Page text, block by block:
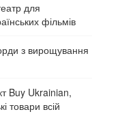
для
фільмів
з вирощування
Buy Ukrainian,
товари всій